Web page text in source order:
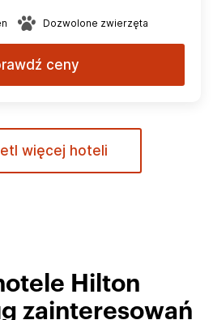
Dozwolone zwierzęta
ceny
więcej hoteli
Hilton
zainteresowań